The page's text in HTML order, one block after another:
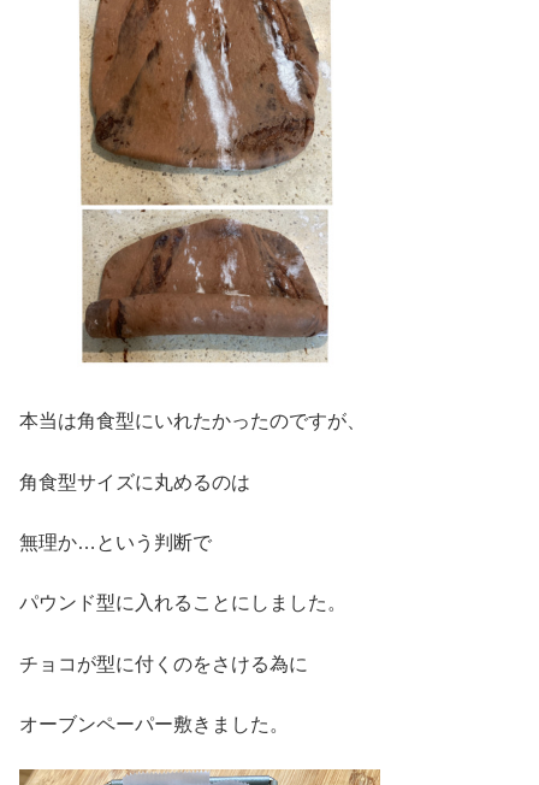
本当は角食型にいれたかったのですが、
角食型サイズに丸めるのは
無理か…という判断で
パウンド型に入れることにしました。
チョコが型に付くのをさける為に
オーブンペーパー敷きました。